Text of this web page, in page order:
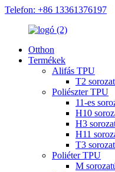
Telefon: +86 13361376197
Otthon
Termékek
Alifás TPU
T2
Poliészter TPU
11-es
H10
H3
H11
T3
Poliéter TPU
M